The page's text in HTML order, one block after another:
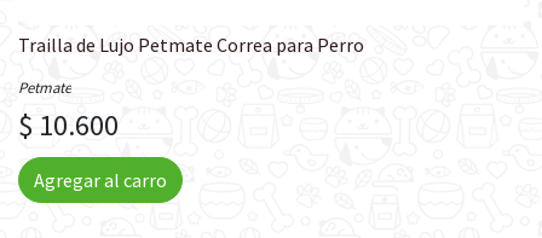
Trailla de Lujo Petmate Correa para Perro
Petmate
$ 10.600
Agregar al carro